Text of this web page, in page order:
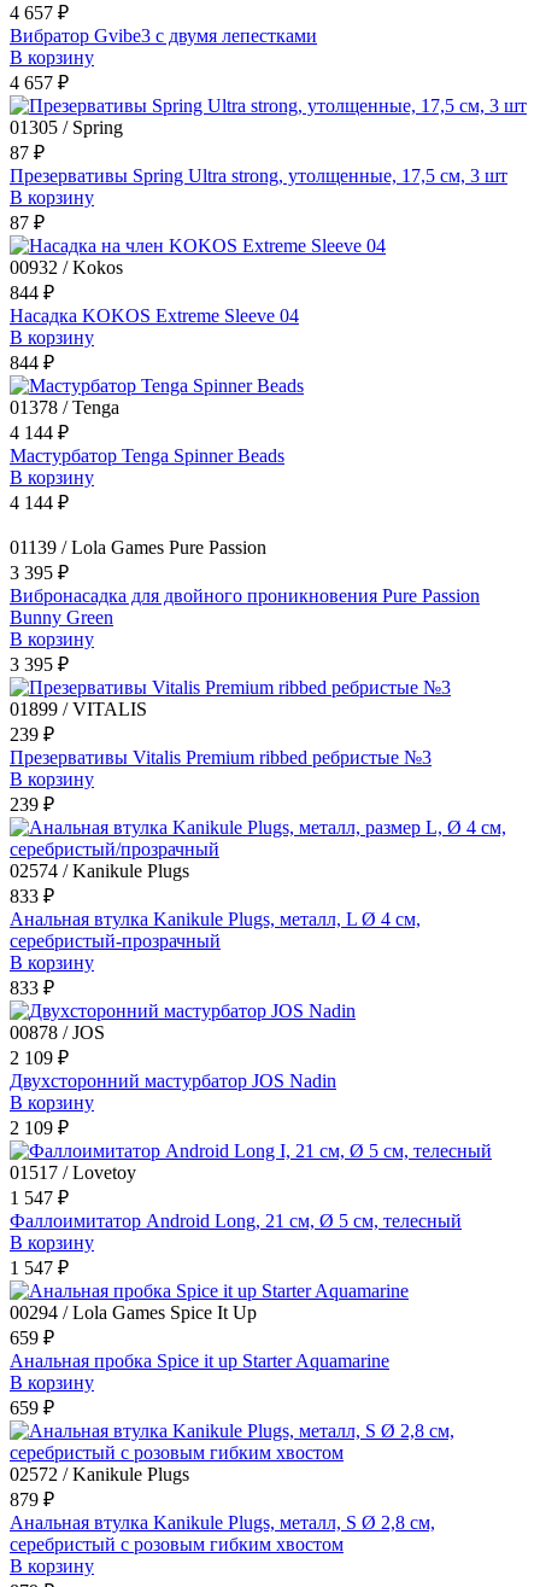
4 657 ₽
Вибратор Gvibe3 с двумя лепестками
В корзину
4 657 ₽
01305 / Spring
87 ₽
Презервативы Spring Ultra strong, утолщенные, 17,5 см, 3 шт
В корзину
87 ₽
00932 / Kokos
844 ₽
Насадка KOKOS Extreme Sleeve 04
В корзину
844 ₽
01378 / Tenga
4 144 ₽
Мастурбатор Tenga Spinner Beads
В корзину
4 144 ₽
01139 / Lola Games Pure Passion
3 395 ₽
Вибронасадка для двойного проникновения Pure Passion
Bunny Green
В корзину
3 395 ₽
01899 / VITALIS
239 ₽
Презервативы Vitalis Premium ribbed ребристые №3
В корзину
239 ₽
02574 / Kanikule Plugs
833 ₽
Анальная втулка Kanikule Plugs, металл, L Ø 4 см,
серебристый-прозрачный
В корзину
833 ₽
00878 / JOS
2 109 ₽
Двухсторонний мастурбатор JOS Nadin
В корзину
2 109 ₽
01517 / Lovetoy
1 547 ₽
Фаллоимитатор Android Long, 21 см, Ø 5 см, телесный
В корзину
1 547 ₽
00294 / Lola Games Spice It Up
659 ₽
Анальная пробка Spice it up Starter Aquamarine
В корзину
659 ₽
02572 / Kanikule Plugs
879 ₽
Анальная втулка Kanikule Plugs, металл, S Ø 2,8 см,
серебристый с розовым гибким хвостом
В корзину